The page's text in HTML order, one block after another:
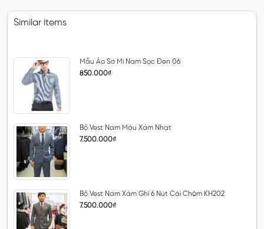
Similar items
Mẫu Áo Sơ Mi Nam Sọc Đen 06
850.000₫
Bộ Vest Nam Màu Xám Nhạt
7.500.000₫
Bộ Vest Nam Xám Ghi 6 Nút Cài Chòm KH202
7.500.000₫